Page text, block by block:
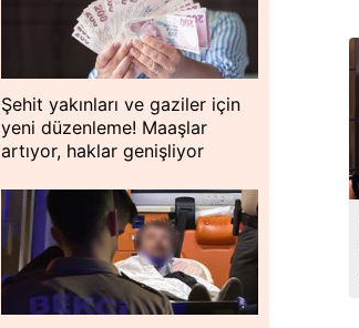
Şehit yakınları ve gaziler için
yeni düzenleme! Maaşlar
artıyor, haklar genişliyor